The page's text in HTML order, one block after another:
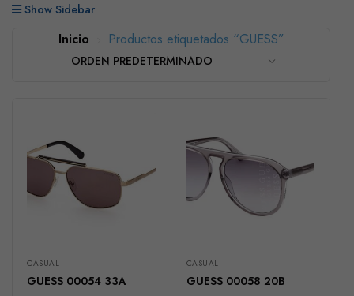
Show Sidebar
Inicio Productos etiquetados “GUESS”
CASUAL
GUESS 00054 33A
CASUAL
GUESS 00058 20B